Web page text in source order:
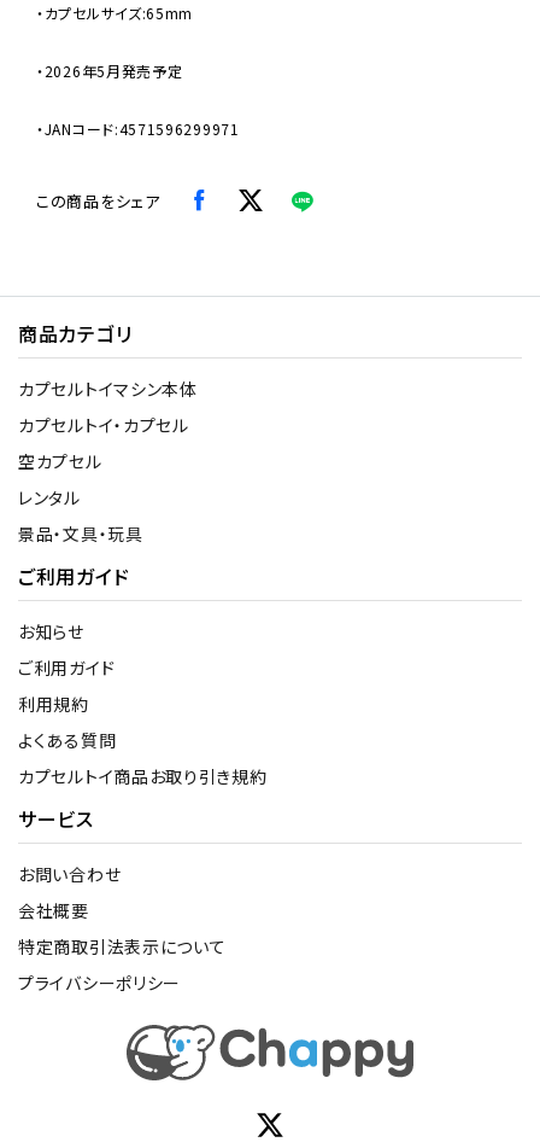
・カプセルサイズ:65mm
・2026年5月発売予定
・JANコード:4571596299971
この商品をシェア
商品カテゴリ
カプセルトイマシン本体
カプセルトイ・カプセル
空カプセル
レンタル
景品・文具・玩具
ご利用ガイド
お知らせ
ご利用ガイド
利用規約
よくある質問
カプセルトイ商品お取り引き規約
サービス
お問い合わせ
会社概要
特定商取引法表示について
プライバシーポリシー